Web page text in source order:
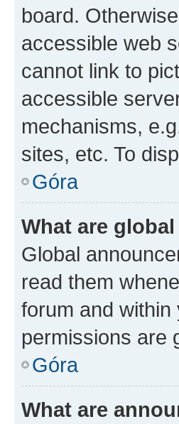
board.
accessible web
cannot link to
accessible
mechanisms,
sites, etc. To
Góra
What are
Global
read them
forum and
permissions are
Góra
What are